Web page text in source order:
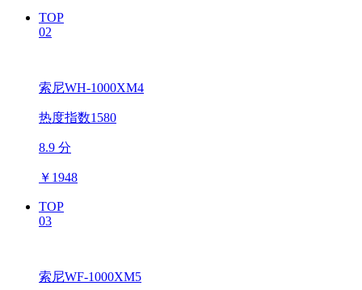
TOP
02
索尼WH-1000XM4
热度指数1580
8.9 分
￥ 1948
TOP
03
索尼WF-1000XM5